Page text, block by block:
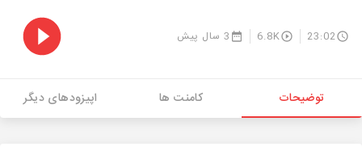
23:02
6.8K 3 سال پیش
توضیحات کامنت ها اپیزودهای دیگر